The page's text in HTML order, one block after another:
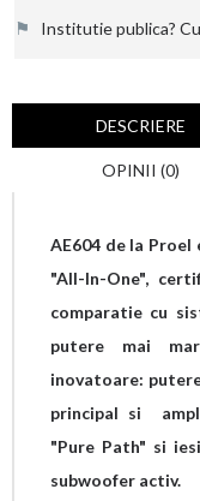
⚑ Institutie publica?
DESCRIERE
OPINII (0)
AE604 de la
"All-In-One",
comparatie cu
putere mai
inovatoare:
principal si
"Pure Path" si
subwoofer activ.